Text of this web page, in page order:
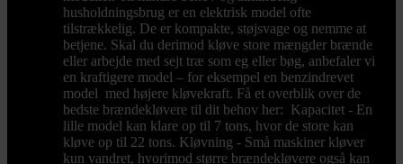
husholdningsbrug er en elektrisk model ofte
tilstrækkelig. De er kompakte, støjsvage og nemme at
betjene. Skal du derimod kløve store mængder brænde
eller arbejde med sejt træ som eg eller bøg, anbefaler vi
en kraftigere model – for eksempel en benzindrevet
model med højere kløvekraft. Få et overblik over de
bedste brændekløvere til dit behov her: Kapacitet - En
lille model kan klare op til 7 tons, hvor de store kan
kløve op til 22 tons. Kløvning - Små maskiner kløver
kun vandret, hvorimod større brændekløvere også kan